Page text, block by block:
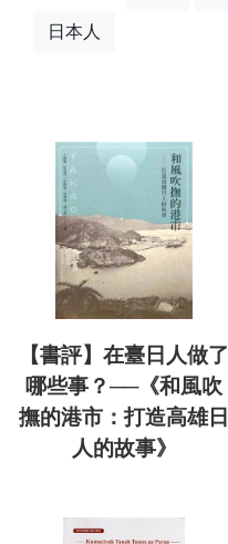
日本人
【書評】在臺日人做了
哪些事？──《和風吹
撫的港市：打造高雄日
人的故事》